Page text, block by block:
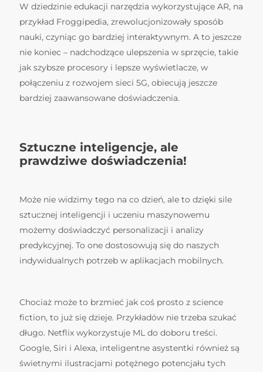
W dziedzinie edukacji narzędzia wykorzystujące AR, na
przykład Froggipedia, zrewolucjonizowały sposób
nauki, czyniąc go bardziej interaktywnym. A to jeszcze
nie koniec – nadchodzące ulepszenia w sprzęcie, takie
jak szybsze procesory i lepsze wyświetlacze, w
połączeniu z rozwojem sieci 5G, obiecują jeszcze
bardziej zaawansowane doświadczenia.
Sztuczne inteligencje, ale
prawdziwe doświadczenia!
Może nie widzimy tego na co dzień, ale to dzięki sile
sztucznej inteligencji i uczeniu maszynowemu
możemy doświadczyć personalizacji i analizy
predykcyjnej. To one dostosowują się do naszych
indywidualnych potrzeb w aplikacjach mobilnych.
Chociaż może to brzmieć jak coś prosto z science
fiction, to już się dzieje. Przykładów nie trzeba szukać
długo. Netflix wykorzystuje ML do doboru treści.
Google, Siri i Alexa, inteligentne asystentki również są
świetnymi ilustracjami potężnego potencjału tych